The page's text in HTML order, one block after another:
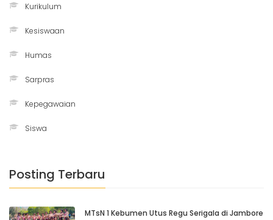
Kurikulum
Kesiswaan
Humas
Sarpras
Kepegawaian
Siswa
Posting Terbaru
MTsN 1 Kebumen Utus Regu Serigala di Jambore